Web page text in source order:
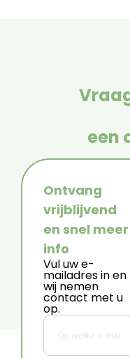
een
Ontvang
vrijblijvend
en snel meer
info
Vul uw e-
mailadres in en
wij nemen
contact met u
op.